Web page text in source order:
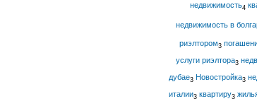
недвижимость4
недвижимость в
риэлтором3
услуги риэлтора3
дубае3 Новостройка3
италии3 квартиру3